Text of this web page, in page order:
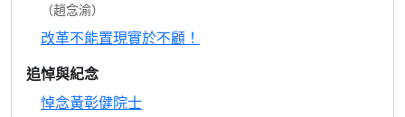
（趙念渝）
改革不能置現實於不顧！
追悼與紀念
悼念黃彰健院士